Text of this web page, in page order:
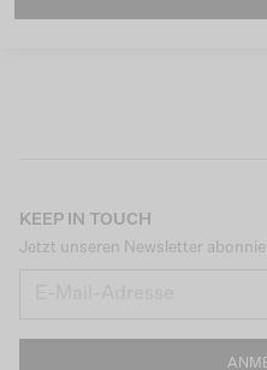
KEEP IN TOUCH
Jetzt unseren Newsletter